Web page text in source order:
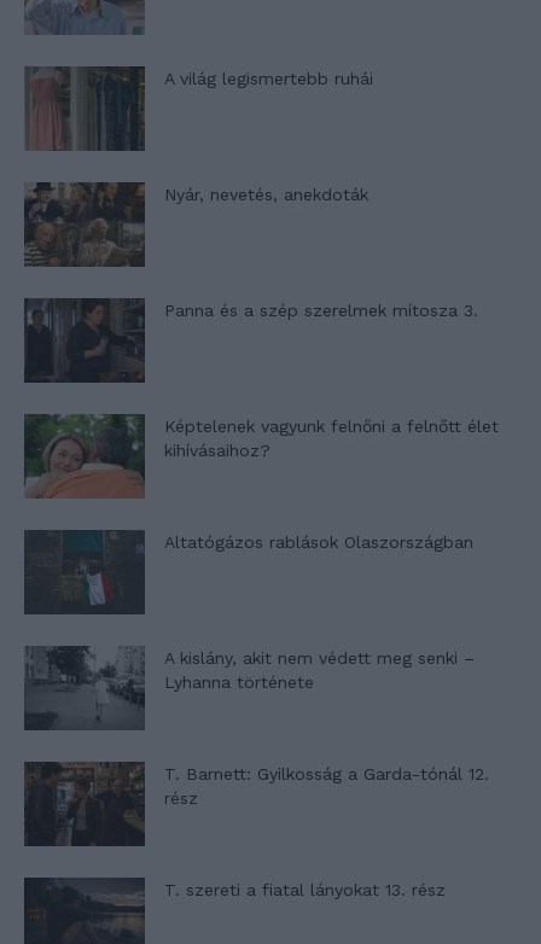
A világ legismertebb ruhái
Nyár, nevetés, anekdoták
Panna és a szép szerelmek mítosza 3.
Képtelenek vagyunk felnőni a felnőtt élet
kihívásaihoz?
Altatógázos rablások Olaszországban
A kislány, akit nem védett meg senki –
Lyhanna története
T. Barnett: Gyilkosság a Garda-tónál 12.
rész
T. szereti a fiatal lányokat 13. rész